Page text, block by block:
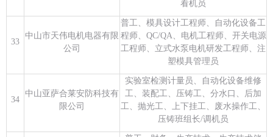
看机员
33
中山市天伟电机电器有限
公司
普工、模具设计工程师、自动化设备工
程师、QC/QA、电机工程师、开关电源
工程师、立式水泵电机研发工程师、注
塑模具管理员
34
中山亚萨合莱安防科技有
限公司
实验室检测计量员、自动化设备维修
工、装配工、压铸工、分水口、后加
工、抛光工、上下挂工、废水操作工、
压铸班组长/调机员